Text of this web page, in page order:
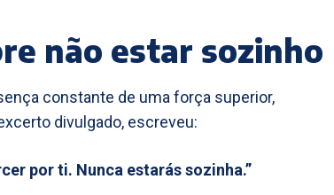
não estar sozinho
constante de uma força superior,
divulgado, escreveu:
por ti. Nunca estarás sozinha.”